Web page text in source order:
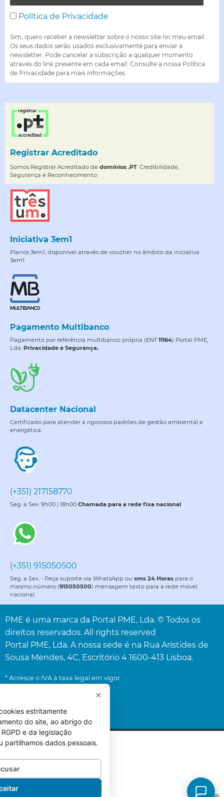
Política de Privacidade
Sim, quero receber a newsletter sobre o nosso site no meu email.
Os seus dados serão usados exclusivamente para enviar a
newsletter. Pode cancelar a subscrição a qualquer momento
através do link presente em cada email. Consulte a nossa Política
de Privacidade para mais informações.
Registrar Acreditado
Somos Registrar Acreditado de domínios .PT . Credibilidade,
Segurança e Reconhecimento.
Iniciativa 3em1
Planos 3em1, disponível através de voucher no âmbito da iniciativa
3em1
Pagamento Multibanco
Pagamento por referência multibanco própria (ENT11164) Portal PME,
Lda. Privacidade e Segurança.
Datacenter Nacional
Certificado para atender a rigorosos padrões de gestão ambiental e
energética.
(+351) 217158770
Seg. a Sex. 9h00 | 18h00 Chamada para a rede fixa nacional
(+351) 915050500
Seg. a Sex. - Peça suporte via WhatsApp ou sms 24 Horas para o
mesmo número (915050500) mensagem texto para a rede móvel
nacional.
PME é uma marca da Portal PME, Lda. © Todos os
direitos reservados. All rights reserved
Portal PME, Lda. A nossa sede é na Rua Aristides de
Sousa Mendes, 4C, Escritório 4 1600-413 Lisboa.
* Acresce o IVA à taxa legal em vigor.
estritamente
do site, ao abrigo do
e da legislação
partilhamos dados pessoais.